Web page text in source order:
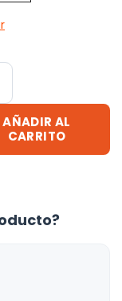
AÑADIR AL
CARRITO